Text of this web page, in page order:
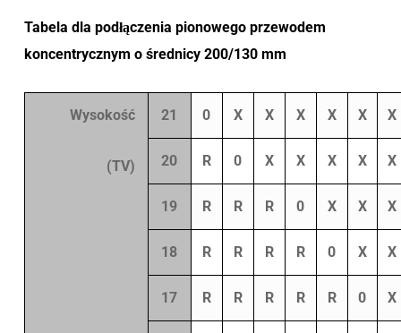
Tabela dla podłączenia pionowego przewodem
koncentrycznym o średnicy 200/130 mm
Wysokość
(TV)
21 0 X X X X X X
20 R 0 X X X X X
19 R R R 0 X X X
18 R R R R 0 X X
17 R R R R R 0 X